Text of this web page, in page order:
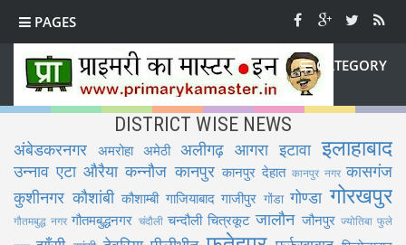
PAGES
CATEGORY
DISTRICT WISE NEWS
अंबेडकरनगर अमरोहा अमेठी अलीगढ़ आगरा इटावा इलाहाबाद
उन्नाव एटा औरैया कन्नौज कानपुर कानपुर देहात कानपुर नगर कासगंज
कुशीनगर कौशांबी कौशाम्बी गाजियाबाद गाजीपुर गोंडा गोण्डा गोरखपुर
गौतमबुद्ध नगर गौतमबुद्धनगर चंदौली चन्दौली चित्रकूट जालौन जौनपुर ज्योतिबा फुले